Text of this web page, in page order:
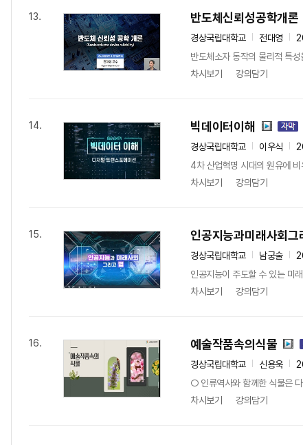
13. 반도체신뢰성공학개론
경상국립대학교 전대영
반도체소자 동작의 물리적 특
차시보기
강의담기
14. 빅데이터이해
경상국립대학교 이우식
4차 산업혁명 시대의 원유에
차시보기
강의담기
15. 인공지능과미래사회그
경상국립대학교 남궁술
인공지능이 주도할 수 있는 미
차시보기
강의담기
16. 예술작품속의식물
경상국립대학교 신용욱
○ 인류역사와 함께한 식물은
차시보기
강의담기